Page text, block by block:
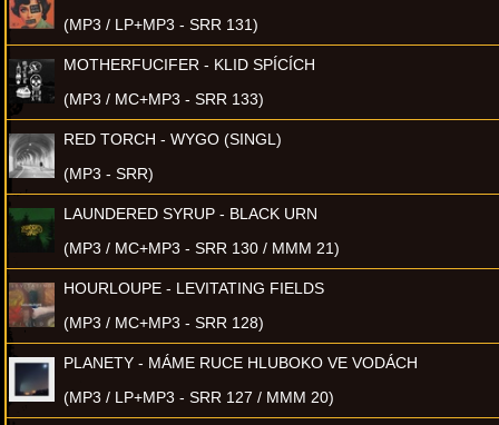
(MP3 / LP+MP3 - SRR 131)
MOTHERFUCIFER - KLID SPÍCÍCH
(MP3 / MC+MP3 - SRR 133)
RED TORCH - WYGO (SINGL)
(MP3 - SRR)
LAUNDERED SYRUP - BLACK URN
(MP3 / MC+MP3 - SRR 130 / MMM 21)
HOURLOUPE - LEVITATING FIELDS
(MP3 / MC+MP3 - SRR 128)
PLANETY - MÁME RUCE HLUBOKO VE VODÁCH
(MP3 / LP+MP3 - SRR 127 / MMM 20)